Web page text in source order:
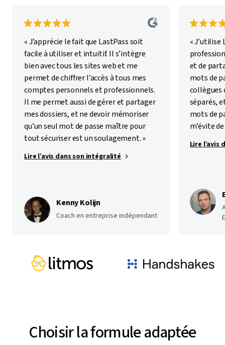
« J’apprécie le fait que LastPass soit
facile à utiliser et intuitif. Il s’intègre
bien avec tous les sites web et me
permet de chiffrer l’accès à tous mes
comptes personnels et professionnels.
Il me permet aussi de gérer et partager
mes dossiers, et ne devoir mémoriser
qu’un seul mot de passe maître pour
tout sécuriser est un soulagement. »
Lire l’avis dans son intégralité
Kenny Kolijn
Coach en entreprise indépendant
«
et de
mots de
collègues
séparés,
mots de
m’évite
Lire l’avis
Choisir la formule adaptée